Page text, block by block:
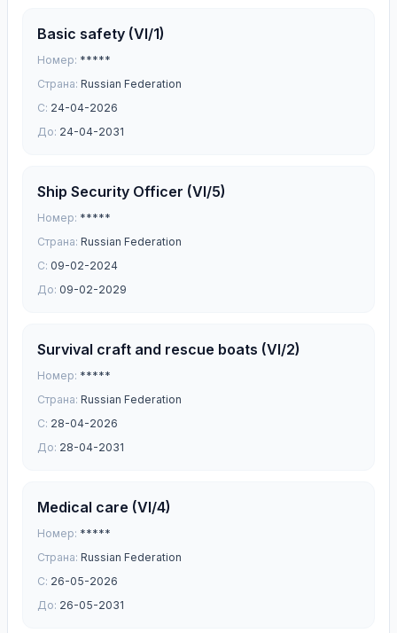
Basic safety (VI/1)
Номер: *****
Страна: Russian Federation
С: 24-04-2026
До: 24-04-2031
Ship Security Officer (VI/5)
Номер: *****
Страна: Russian Federation
С: 09-02-2024
До: 09-02-2029
Survival craft and rescue boats (VI/2)
Номер: *****
Страна: Russian Federation
С: 28-04-2026
До: 28-04-2031
Medical care (VI/4)
Номер: *****
Страна: Russian Federation
С: 26-05-2026
До: 26-05-2031